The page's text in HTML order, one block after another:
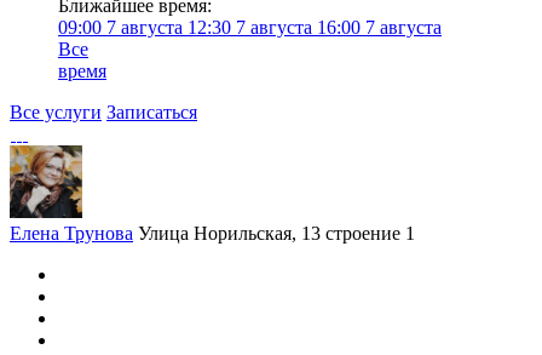
Ближайшее время:
09:00 7 августа 12:30 7 августа 16:00 7 августа
Все
время
Все услуги Записаться
Елена Трунова Улица Норильская, 13 строение 1